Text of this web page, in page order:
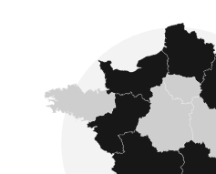
L'estimation immobilière
Avec Côté France
des experts en estimation